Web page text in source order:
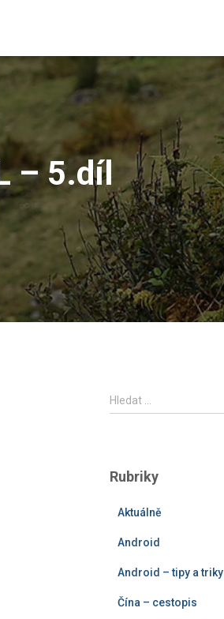
– 5.díl
V
y
d
Hledat …
Rubriky
Aktuálně
Android
Android – tipy a triky
Čína – cestopis